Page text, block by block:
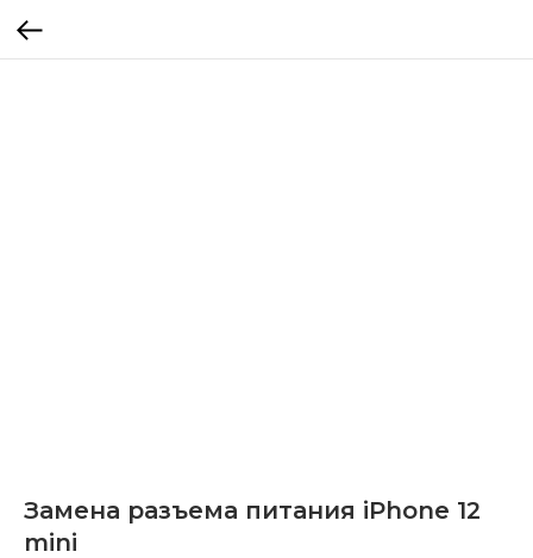
Замена разъема питания iPhone 12
mini